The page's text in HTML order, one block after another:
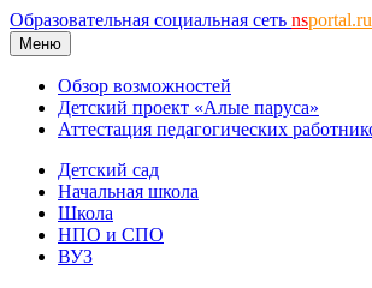
Образовательная социальная сеть nsportal.ru
Меню
Обзор возможностей
Детский проект «Алые паруса»
Аттестация педагогических
Детский сад
Начальная школа
Школа
НПО и СПО
ВУЗ